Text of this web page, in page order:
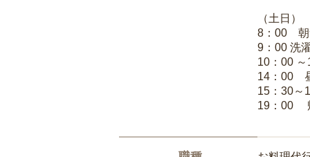
（土日）
8：00 朝
9：00 洗
10：00
14：00
15：30
19：00